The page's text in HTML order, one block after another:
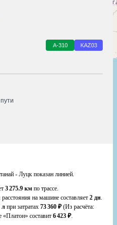
А-310 KАZ03
- Луцк показан линией.
3 275.9 км по трассе.
на машине составляет 2 дн.
л при затратах 73 360 ₽ (Из расчёта:
«Платон» составит 6 423 ₽.